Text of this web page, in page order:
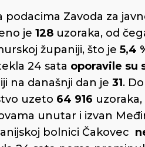
podacima Zavoda za
je 128 uzoraka, od
županiji, što je 5,4
24 sata oporavile su
na današnji dan je 31.
uzeto 64 916 uzoraka,
unutar i izvan
bolnici Čakovec